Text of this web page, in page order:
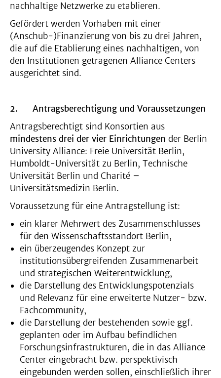
nachhaltige Netzwerke zu etablieren.
Gefördert werden Vorhaben mit einer
(Anschub-)Finanzierung von bis zu drei Jahren,
die auf die Etablierung eines nachhaltigen, von
den Institutionen getragenen Alliance Centers
ausgerichtet sind.
2. Antragsberechtigung und Voraussetzungen
Antragsberechtigt sind Konsortien aus
mindestens drei der vier Einrichtungen der Berlin
University Alliance: Freie Universität Berlin,
Humboldt-Universität zu Berlin, Technische
Universität Berlin und Charité –
Universitätsmedizin Berlin.
Voraussetzung für eine Antragstellung ist:
ein klarer Mehrwert des Zusammenschlusses
für den Wissenschaftsstandort Berlin,
ein überzeugendes Konzept zur
institutionsübergreifenden Zusammenarbeit
und strategischen Weiterentwicklung,
die Darstellung des Entwicklungspotenzials
und Relevanz für eine erweiterte Nutzer- bzw.
Fachcommunity,
die Darstellung der bestehenden sowie ggf.
geplanten oder im Aufbau befindlichen
Forschungsinfrastrukturen, die in das Alliance
Center eingebracht bzw. perspektivisch
eingebunden werden sollen, einschließlich ihrer